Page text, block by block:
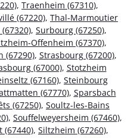
, Traenheim (67310),
(67220), Thal-Marmoutier
, Surbourg (67250),
Offenheim (67370),
(67290), Strasbourg (67200),
(67000), Stotzheim
(67160), Steinbourg
(67770), Sparsbach
(67250), Soultz-les-Bains
, Souffelweyersheim (67460),
(67440), Siltzheim (67260),